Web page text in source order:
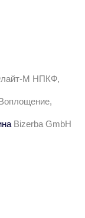
М НПКФ,
Воплощение,
Bizerba GmbH